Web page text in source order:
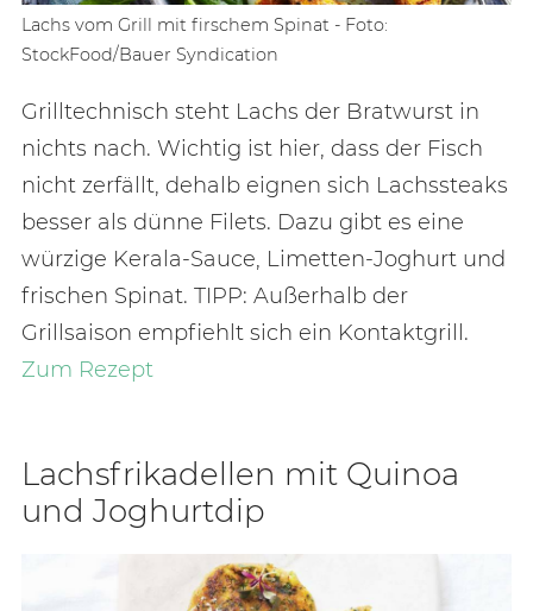
Lachs vom Grill mit firschem Spinat - Foto:
StockFood/Bauer Syndication
Grilltechnisch steht Lachs der Bratwurst in
nichts nach. Wichtig ist hier, dass der Fisch
nicht zerfällt, dehalb eignen sich Lachssteaks
besser als dünne Filets. Dazu gibt es eine
würzige Kerala-Sauce, Limetten-Joghurt und
frischen Spinat. TIPP: Außerhalb der
Grillsaison empfiehlt sich ein Kontaktgrill.
Zum Rezept
Lachs­fri­ka­del­len mit Qui­noa
und Jo­ghurt­dip